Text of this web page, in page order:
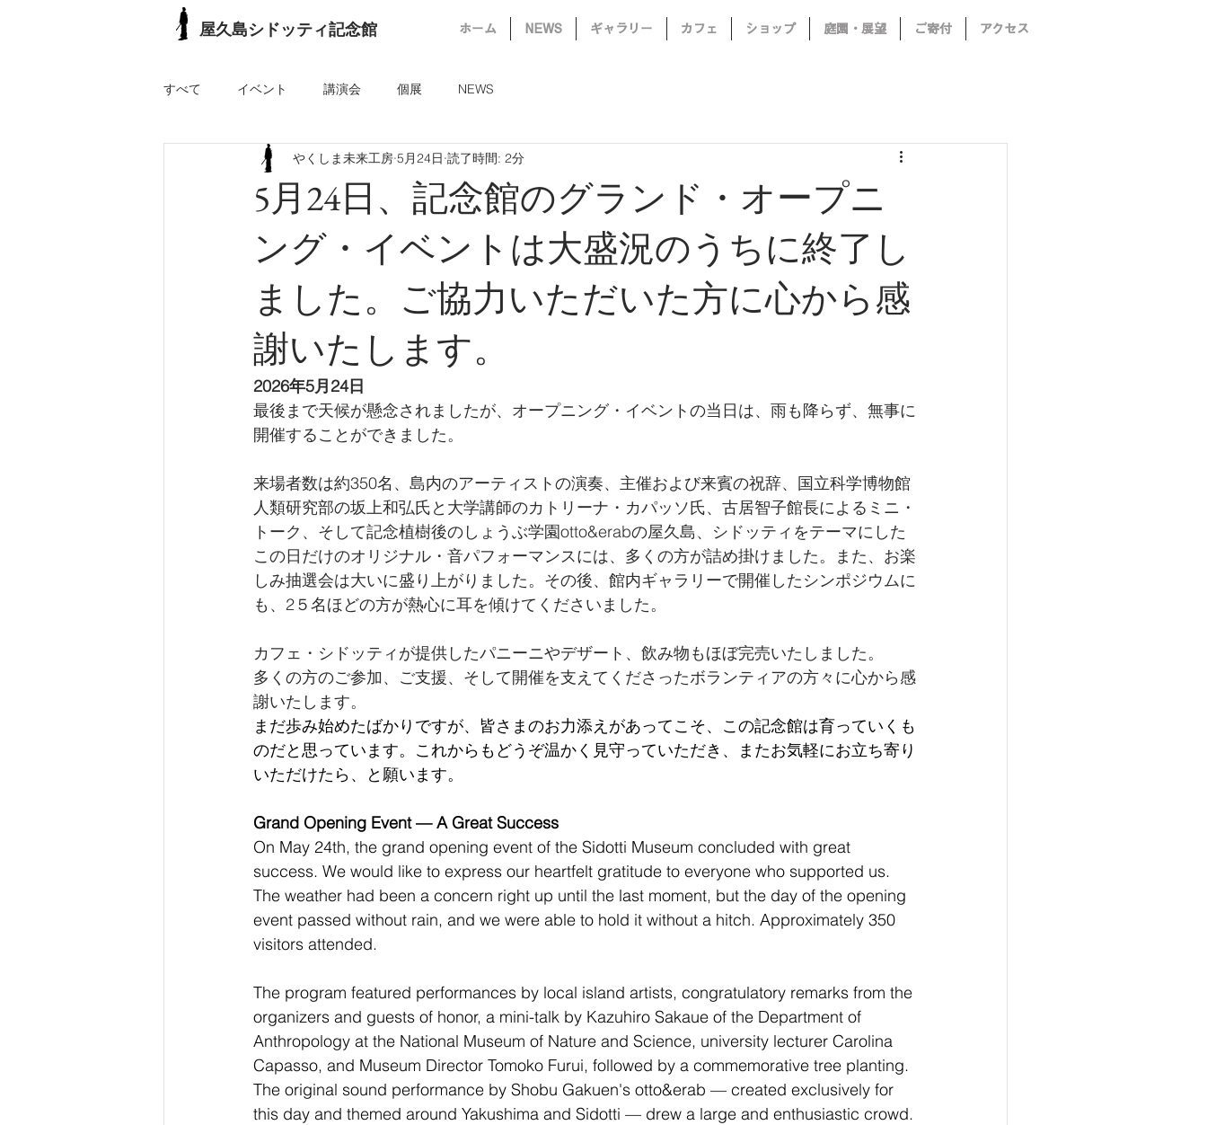
屋久島シドッティ記念館 ホーム NEWS ギャラリー カフェ ショップ 庭園・展望 ご寄付 アクセス
すべて イベント 講演会 個展 NEWS
5月24日、記念館のグランド・オープニ
ング・イベントは大盛況のうちに終了し
ました。ご協力いただいた方に心から感
謝いたします。
やくしま未来工房 5月24日 読了時間: 2分
2026年5月24日
最後まで天候が懸念されましたが、オープニング・イベントの当日は、雨も降らず、無事に
開催することができました。
来場者数は約350名、島内のアーティストの演奏、主催および来賓の祝辞、国立科学博物館
人類研究部の坂上和弘氏と大学講師のカトリーナ・カパッソ氏、古居智子館長によるミニ・
トーク、そして記念植樹後のしょうぶ学園otto&erabの屋久島、シドッティをテーマにした
この日だけのオリジナル・音パフォーマンスには、多くの方が詰め掛けました。また、お楽
しみ抽選会は大いに盛り上がりました。その後、館内ギャラリーで開催したシンポジウムに
も、2５名ほどの方が熱心に耳を傾けてくださいました。
カフェ・シドッティが提供したパニーニやデザート、飲み物もほぼ完売いたしました。
多くの方のご参加、ご支援、そして開催を支えてくださったボランティアの方々に心から感
謝いたします。
まだ歩み始めたばかりですが、皆さまのお力添えがあってこそ、この記念館は育っていくも
のだと思っています。これからもどうぞ温かく見守っていただき、またお気軽にお立ち寄り
いただけたら、と願います。
Grand Opening Event — A Great Success
On May 24th, the grand opening event of the Sidotti Museum concluded with great
success. We would like to express our heartfelt gratitude to everyone who supported us.
The weather had been a concern right up until the last moment, but the day of the opening
event passed without rain, and we were able to hold it without a hitch. Approximately 350
visitors attended.
The program featured performances by local island artists, congratulatory remarks from the
organizers and guests of honor, a mini-talk by Kazuhiro Sakaue of the Department of
Anthropology at the National Museum of Nature and Science, university lecturer Carolina
Capasso, and Museum Director Tomoko Furui, followed by a commemorative tree planting.
The original sound performance by Shobu Gakuen's otto&erab — created exclusively for
this day and themed around Yakushima and Sidotti — drew a large and enthusiastic crowd.